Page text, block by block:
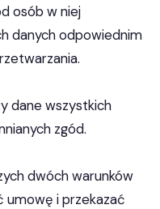
osób w niej
danych odpowiednim
dane wszystkich
zgód.
dwóch warunków
umowę i przekazać